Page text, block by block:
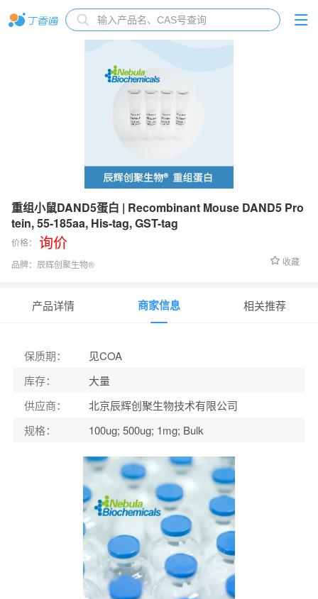
重组小鼠DAND5蛋白 | Recombinant Mouse DAND5 Pro
tein, 55-185aa, His-tag, GST-tag
价格： 询价
品牌： 辰辉创聚生物®️ 收藏
产品详情 商家信息 相关推荐
保质期：
见COA
库存：
大量
供应商：
北京辰辉创聚生物技术有限公司
规格： 100ug; 500ug; 1mg; Bulk